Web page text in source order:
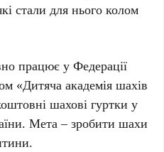
стали для нього колом
працює уФедерації
«Дитяча академія шахів
шахові гуртки у
Мета – зробити шахи